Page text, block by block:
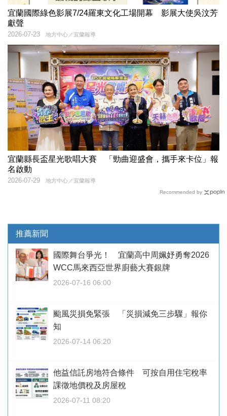
宜蘭國際綠色影展7/24羅東文化工場開幕 影展大使吳汶芳
獻聲
地方中心／宜蘭報導
2026-07-23
宜蘭縣長盃星光歌唱大賽 「勁曲迎盛會，攜手來卡位」報
名啟動
地方中心／宜蘭報導
2026-07-29
Recommended by
推薦新聞
國際舞台爭光！ 宜蘭高中周姵妤勇奪2026
WCC馬來西亞世界廚藝大賽銀牌
2026-07-16 06:00
颱風災損免緊張 「災損減免三步驟」報你
知
2026-07-14 06:20
他益信託房地符合條件 可按自用住宅稅率
課徵地價稅及房屋稅
2026-07-11 08:20